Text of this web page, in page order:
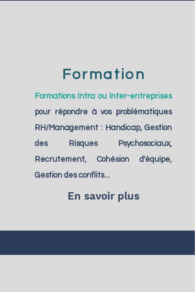
Formation
Formations Intra ou Inter-entreprises
pour répondre à vos problématiques
RH/Management : Handicap, Gestion
des Risques Psychosociaux,
Recrutement, Cohésion d'équipe,
Gestion des conflits...
En savoir plus